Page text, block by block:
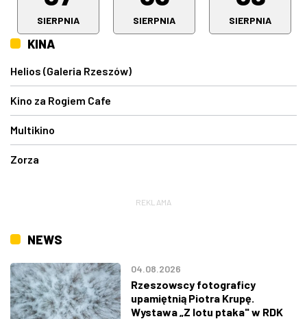
SIERPNIA SIERPNIA SIERPNIA
KINA
Helios (Galeria Rzeszów)
Kino za Rogiem Cafe
Multikino
Zorza
REKLAMA
NEWS
04.08.2026
Rzeszowscy fotograficy
upamiętnią Piotra Krupę.
Wystawa „Z lotu ptaka" w RDK